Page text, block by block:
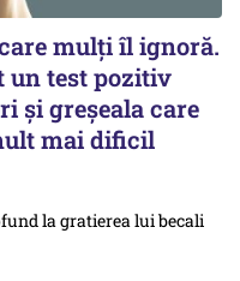
mulți îl ignoră.
un test pozitiv
și greșeala care
mai dificil